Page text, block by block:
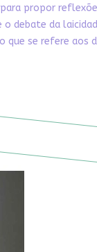
para propor
debate da
que se refere aos